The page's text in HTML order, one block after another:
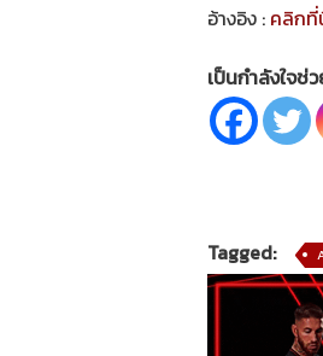
อ้างอิง : คลิก
เป็นกำลังใจช่
Tagged: